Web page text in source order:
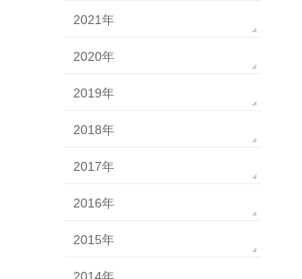
2021年
2020年
2019年
2018年
2017年
2016年
2015年